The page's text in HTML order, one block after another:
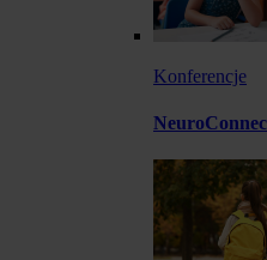
Konferencje